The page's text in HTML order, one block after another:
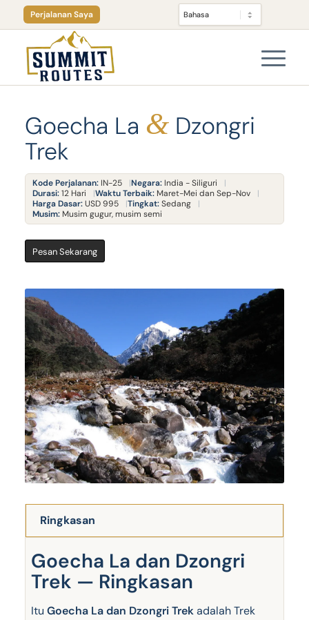
Perjalanan Saya
Goecha La &Dzongri
Trek
Kode Perjalanan: IN-25 Negara: India - Siliguri
Durasi:12 Hari Waktu Terbaik: Maret-Mei dan Sep-Nov
Harga Dasar:USD 995 Tingkat:Sedang
Musim: Musim gugur, musim semi
Pesan Sekarang
Ringkasan
Goecha La dan Dzongri
Trek — Ringkasan
Itu Goecha La dan Dzongri Trekadalah Trek